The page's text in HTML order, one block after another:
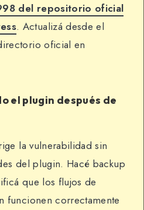
del repositorio oficial
. Actualizá desde el
oficial en
el plugin después de
la vulnerabilidad sin
del plugin. Hacé backup
que los flujos de
funcionen correctamente